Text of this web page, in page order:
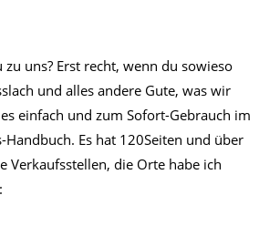
uns? Erst recht, wenn du sowieso
und alles andere Gute, was wir
einfach und zum Sofort-Gebrauch im
Handbuch. Es hat 120Seiten und über
Verkaufsstellen, die Orte habe ich